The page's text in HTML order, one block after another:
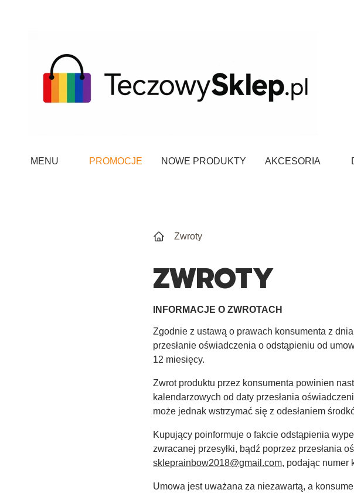
MENU PROMOCJE NOWE PRODUKTY AKCESORIA
Zwroty
ZWROTY
INFORMACJE O ZWROTACH
Zgodnie z ustawą o prawach konsumenta z
przesłanie oświadczenia o odstąpieniu od
12 miesięcy.
Zwrot produktu przez konsumenta powinien
kalendarzowych od daty przesłania
może jednak wstrzymać się z odesłaniem
Kupujący poinformuje o fakcie odstąpienia
zwracanej przesyłki, bądź poprzez przesłania
skleprainbow2018@gmail.com, podając numer
Umowa jest uważana za niezawartą, a